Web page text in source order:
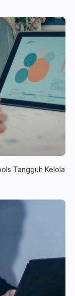
agar Bisnis Gacor!
Tangguh Kelola